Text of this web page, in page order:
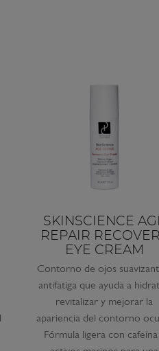
SKINSCIENCE
REPAIR
EYE CREAM
Contorno de ojos
antifatiga que ayuda a
revitalizar y mejorar la
apariencia del contorno
Fórmula ligera con